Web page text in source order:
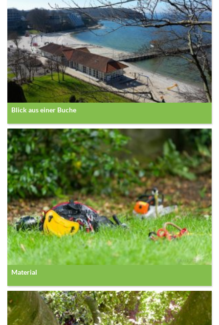
Blick aus einer Buche
Material